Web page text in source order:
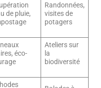
de pluie,
Randonnées,
visites de
potagers
éco-
Ateliers sur
la
biodiversité